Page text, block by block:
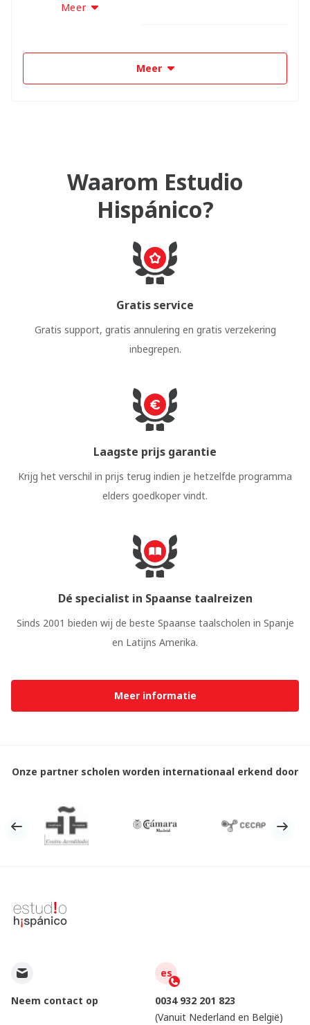
Meer
Meer
Waarom Estudio
Hispánico?
Gratis service
Gratis support, gratis annulering en gratis verzekering
inbegrepen.
Laagste prijs garantie
Krijg het verschil in prijs terug indien je hetzelfde programma
elders goedkoper vindt.
Dé specialist in Spaanse taalreizen
Sinds 2001 bieden wij de beste Spaanse taalscholen in Spanje
en Latijns Amerika.
Meer informatie
Onze partner scholen worden internationaal erkend door
Neem contact op
es
0034 932 201 823
(Vanuit Nederland en België)